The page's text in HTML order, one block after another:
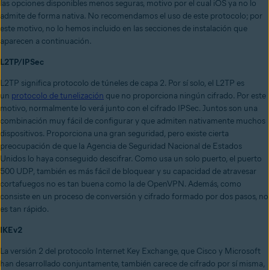
las opciones disponibles menos seguras, motivo por el cual iOS ya no lo
admite de forma nativa. No recomendamos el uso de este protocolo; por
este motivo, no lo hemos incluido en las secciones de instalación que
aparecen a continuación.
L2TP/IPSec
L2TP significa protocolo de túneles de capa 2. Por sí solo, el L2TP es
un protocolo de tunelización que no proporciona ningún cifrado. Por este
motivo, normalmente lo verá junto con el cifrado IPSec. Juntos son una
combinación muy fácil de configurar y que admiten nativamente muchos
dispositivos. Proporciona una gran seguridad, pero existe cierta
preocupación de que la Agencia de Seguridad Nacional de Estados
Unidos lo haya conseguido descifrar. Como usa un solo puerto, el puerto
500 UDP, también es más fácil de bloquear y su capacidad de atravesar
cortafuegos no es tan buena como la de OpenVPN. Además, como
consiste en un proceso de conversión y cifrado formado por dos pasos, no
es tan rápido.
IKEv2
La versión 2 del protocolo Internet Key Exchange, que Cisco y Microsoft
han desarrollado conjuntamente, también carece de cifrado por sí misma,